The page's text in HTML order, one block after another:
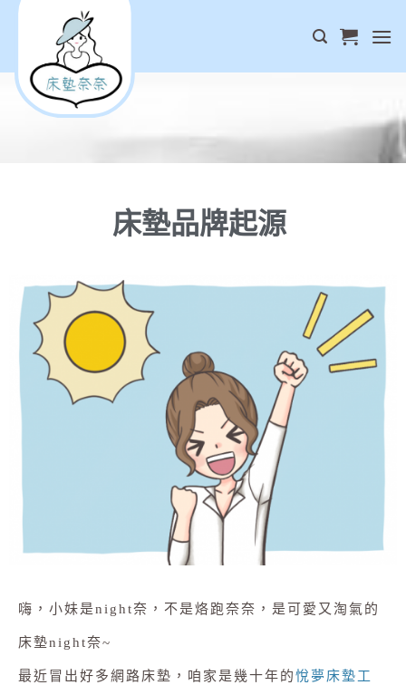
床墊品牌起源
嗨，小妹是night奈，不是烙跑奈奈，是可愛又淘氣的
床墊night奈~
最近冒出好多網路床墊，咱家是幾十年的悅夢床墊工